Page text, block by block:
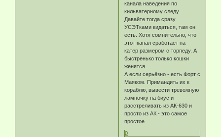
канала наведения по
кильватерному следу.
Давайте тогда сразу
УСЭТками кидаться, там он
есть. Хотя сомнительно, что
этот канал сработает на
катер размером с торпеду. А
быстренько только кошки
женятся.
А если серьёзно - есть Форт с
Маяком. Примандить их к
кораблю, вывести тревожную
лампочку на биус и
расстреливать из АК-630 и
просто из АК - это самое
простое.
0